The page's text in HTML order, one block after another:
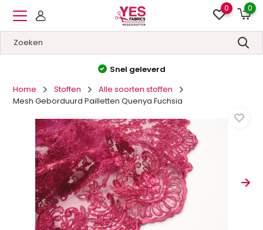
0 0
Hoge kwaliteit&Lage prijzen
Home
Stoffen
Alle soorten stoffen
Mesh Geborduurd Pailletten Quenya Fuchsia